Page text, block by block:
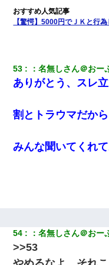
【驚愕】5000円でＪＫと行
53 ：名無しさん＠おー
ありがとう、スレ
割とトラウマだか
みんな聞いてくれ
54 ：名無しさん＠おー
>>53